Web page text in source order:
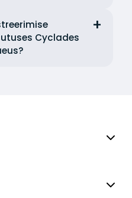
Cyclades